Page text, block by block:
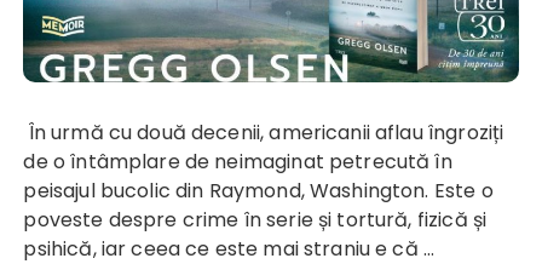
În urmă cu două decenii, americanii aflau îngroziți
de o întâmplare de neimaginat petrecută în
peisajul bucolic din Raymond, Washington. Este o
poveste despre crime în serie și tortură, fizică și
psihică, iar ceea ce este mai straniu e că …